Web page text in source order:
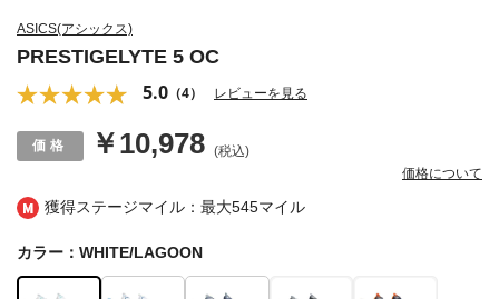
獲得ステージマイル：最大545マイル
ASICS(アシックス)
PRESTIGELYTE 5 OC
5.0 （4） レビューを見る
￥10,978 (税込)
価格について
カラー：WHITE/LAGOON